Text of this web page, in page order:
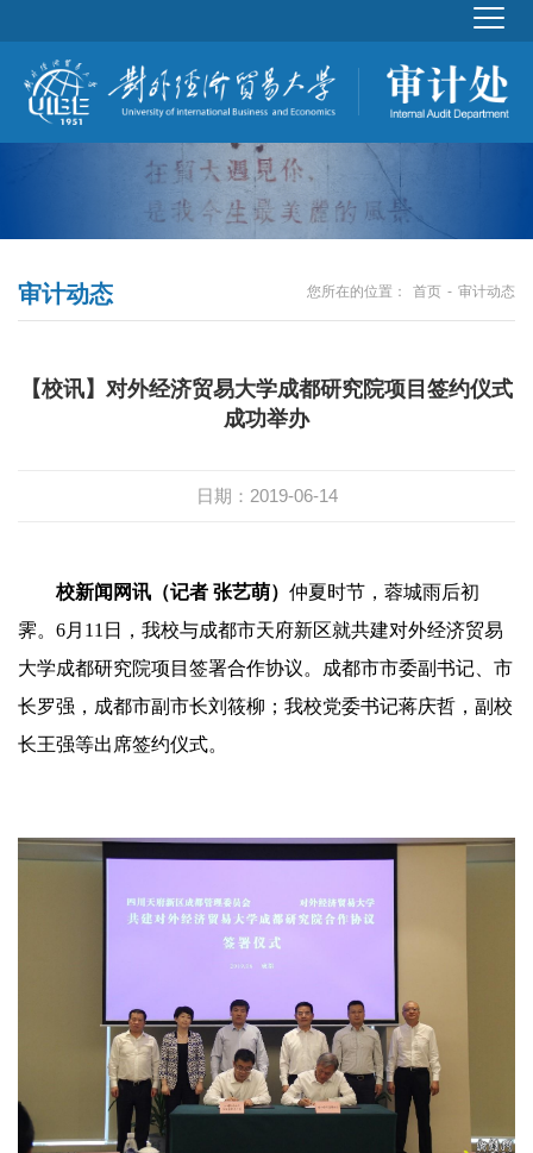
您所在的位置： 首页 - 审计动态
审计动态
【校讯】对外经济贸易大学成都研究院项目签约仪式
成功举办
日期：2019-06-14
校新闻网讯（记者 张艺萌） 仲夏时节，蓉城雨后初
霁。6月11日，我校与成都市天府新区就共建对外经济贸易
大学成都研究院项目签署合作协议。成都市市委副书记、市
长罗强，成都市副市长刘筱柳；我校党委书记蒋庆哲，副校
长王强等出席签约仪式。